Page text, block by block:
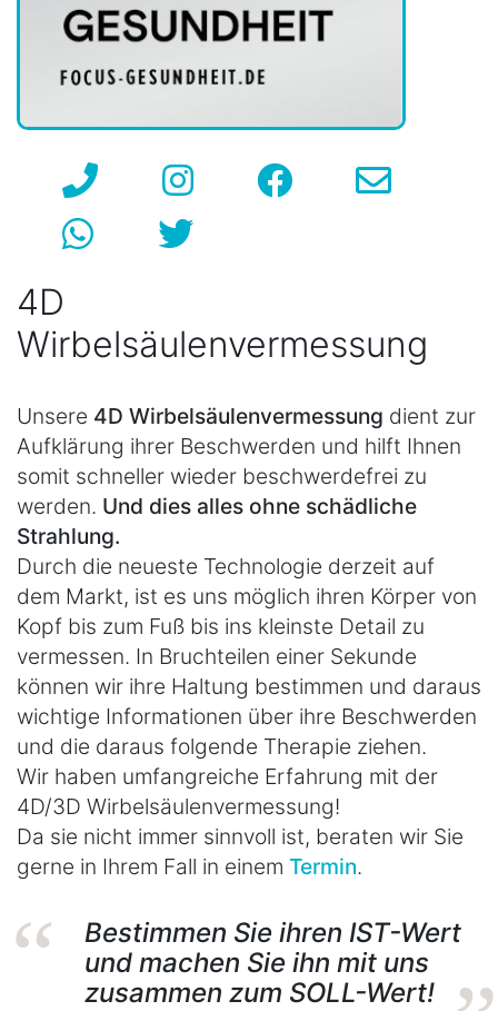
4D
Wirbelsäulenvermessung
Unsere 4D Wirbelsäulenvermessung dient zur
Aufklärung ihrer Beschwerden und hilft Ihnen
somit schneller wieder beschwerdefrei zu
werden. Und dies alles ohne schädliche
Strahlung.
Durch die neueste Technologie derzeit auf
dem Markt, ist es uns möglich ihren Körper von
Kopf bis zum Fuß bis ins kleinste Detail zu
vermessen. In Bruchteilen einer Sekunde
können wir ihre Haltung bestimmen und daraus
wichtige Informationen über ihre Beschwerden
und die daraus folgende Therapie ziehen.
Wir haben umfangreiche Erfahrung mit der
4D/3D Wirbelsäulenvermessung!
Da sie nicht immer sinnvoll ist, beraten wir Sie
gerne in Ihrem Fall in einem Termin.
Bestimmen Sie ihren IST-Wert
und machen Sie ihn mit uns
zusammen zum SOLL-Wert!